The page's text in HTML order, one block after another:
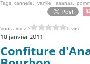
Tags: cannelle vanille ananas
Vous aimez ? 0 vote
18 janvier 2011
Confiture